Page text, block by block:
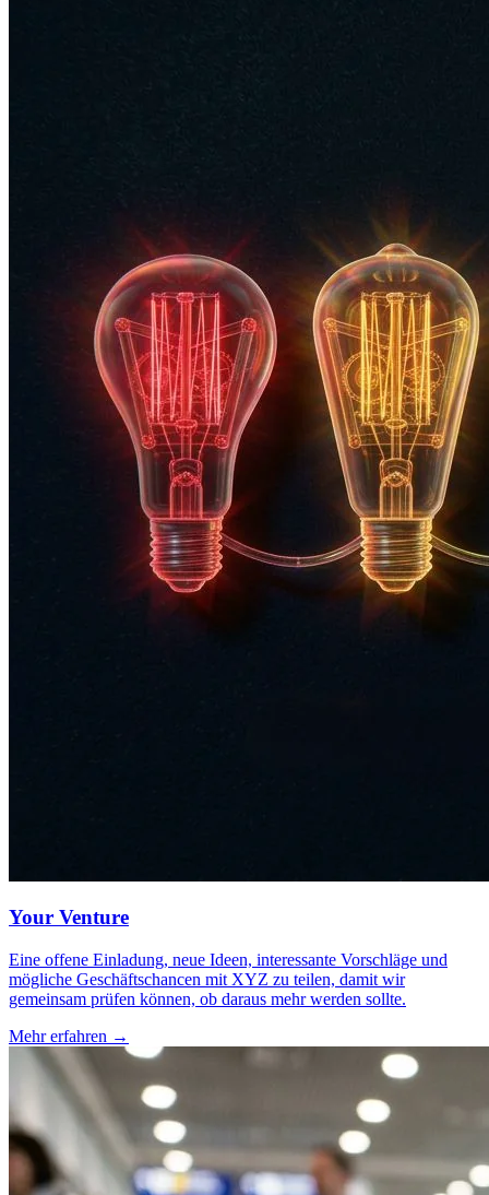
Your Venture
Eine offene Einladung, neue Ideen, interessante Vorschläge und
mögliche Geschäftschancen mit XYZ zu teilen, damit wir
gemeinsam prüfen können, ob daraus mehr werden sollte.
Mehr erfahren →